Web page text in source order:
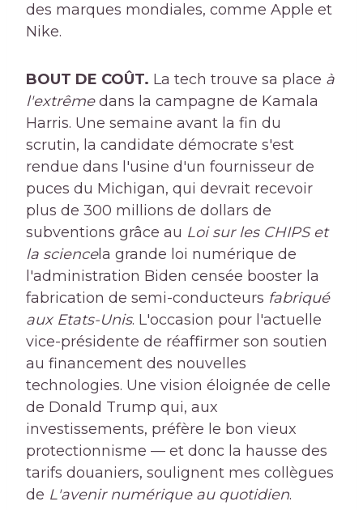
des marques mondiales, comme Apple et
Nike.
BOUT DE COÛT. La tech trouve sa place à
l'extrêmedans la campagne de Kamala
Harris. Une semaine avant la fin du
scrutin, la candidate démocrate s'est
rendue dans l'usine d'un fournisseur de
puces du Michigan, qui devrait recevoir
plus de 300 millions de dollars de
subventions grâce au Loi sur les CHIPS et
la sciencela grande loi numérique de
l'administration Biden censée booster la
fabrication de semi-conducteurs fabriqué
aux Etats-Unis. L'occasion pour l'actuelle
vice-présidente de réaffirmer son soutien
au financement des nouvelles
technologies. Une vision éloignée de celle
de Donald Trump qui, aux
investissements, préfère le bon vieux
protectionnisme — et donc la hausse des
tarifs douaniers, soulignent mes collègues
de L'avenir numérique au quotidien.